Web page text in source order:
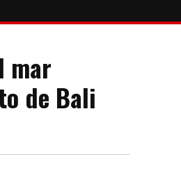
mar
de Bali